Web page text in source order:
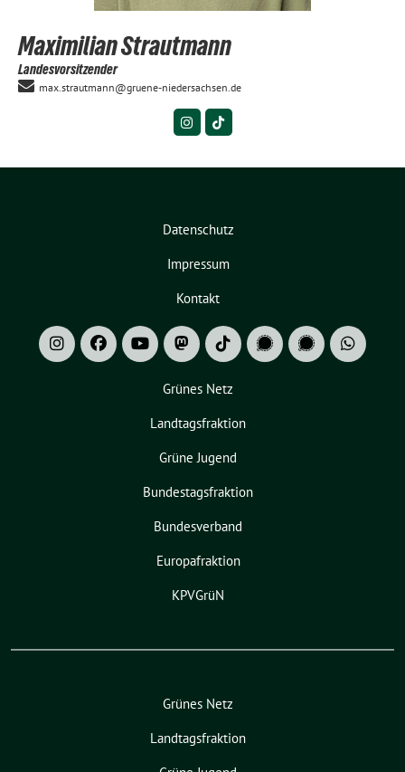
Maximilian Strautmann
Landesvorsitzender
max.strautmann@gruene-niedersachsen.de
Datenschutz
Impressum
Kontakt
Grünes Netz
Landtagsfraktion
Grüne Jugend
Bundestagsfraktion
Bundesverband
Europafraktion
KPVGrüN
Grünes Netz
Landtagsfraktion